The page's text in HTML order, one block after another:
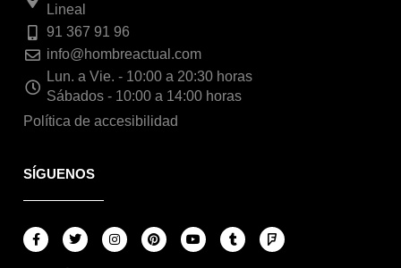
Lineal
91 367 91 96
info@hombreactual.com
Lun. a Vie. - 10:00 a 20:30 horas
Sábados - 10:00 a 14:00 horas
Política de accesibilidad
SÍGUENOS
F
a
c
T
w
i
I
n
s
P
i
n
Y
o
u
T
u
m
F
o
u